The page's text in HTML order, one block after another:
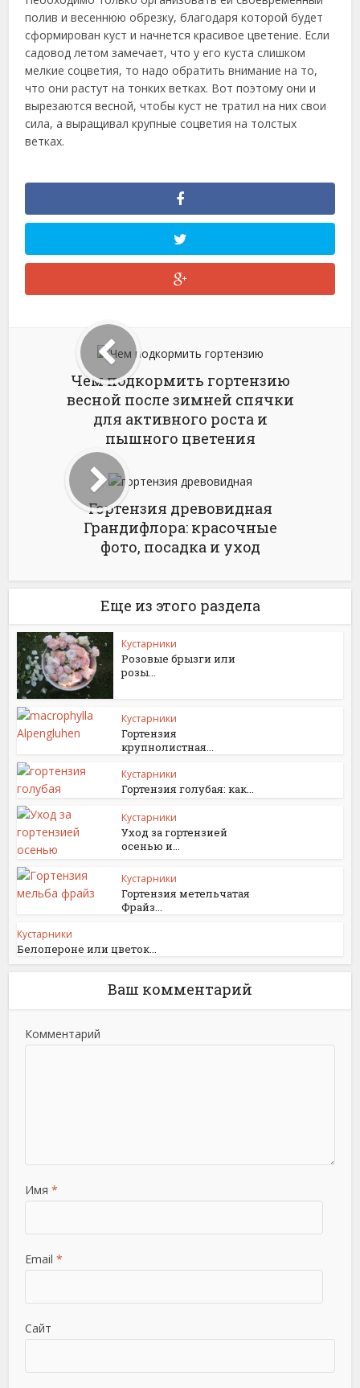
полив и весеннюю обрезку, благодаря которой будет
сформирован куст и начнется красивое цветение. Если
садовод летом замечает, что у его куста слишком
мелкие соцветия, то надо обратить внимание на то,
что они растут на тонких ветках. Вот поэтому они и
вырезаются весной, чтобы куст не тратил на них свои
сила, а выращивал крупные соцветия на толстых
ветках.
Чем подкормить гортензию
весной после зимней спячки
для активного роста и
пышного цветения
Гортензия древовидная
Грандифлора: красочные
фото, посадка и уход
Еще из этого раздела
Кустарники
Розовые брызги или
розы...
Кустарники
Гортензия
крупнолистная...
Кустарники
Гортензия голубая: как...
Кустарники
Уход за гортензией
осенью и...
Кустарники
Гортензия метельчатая
Фрайз...
Кустарники
Белопероне или цветок...
Ваш комментарий
Комментарий
Имя *
Email *
Сайт